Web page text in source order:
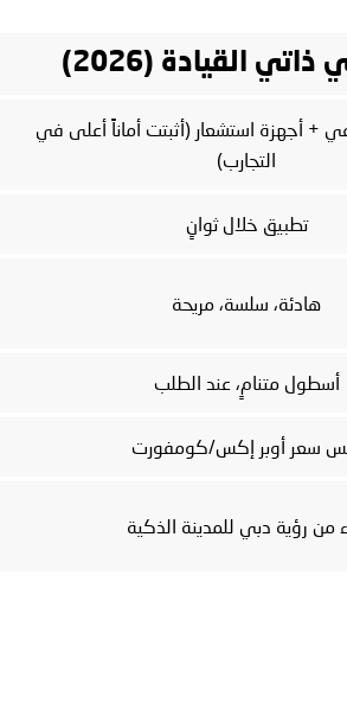
القيادة (2026)
+ أجهزة استشعار (أثبتت أماناً أعلى في
التجارب)
تطبيق خلال ثوانٍ
هادئة، سلسة، مريحة
أسطول متنامٍ، عند الطلب
سعر أوبر إكس/كومفورت
من رؤية دبي للمدينة الذكية